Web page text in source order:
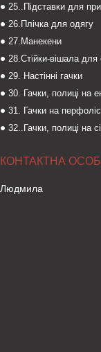
25..Підставки для
26.Плічка для одягу
27.Манекени
28.Стійки-вішала для
29. Настінні гачки
30. Гачки, полиці на
31. Гачки на
32..Гачки, полиці на
Людмила